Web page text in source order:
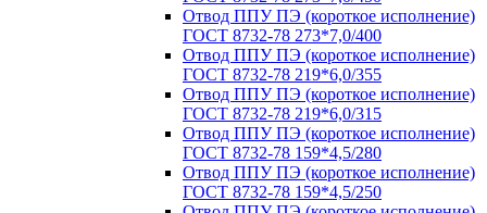
Отвод ППУ ПЭ (короткое исполнение)
ГОСТ 8732-78 273*7,0/400
Отвод ППУ ПЭ (короткое исполнение)
ГОСТ 8732-78 219*6,0/355
Отвод ППУ ПЭ (короткое исполнение)
ГОСТ 8732-78 219*6,0/315
Отвод ППУ ПЭ (короткое исполнение)
ГОСТ 8732-78 159*4,5/280
Отвод ППУ ПЭ (короткое исполнение)
ГОСТ 8732-78 159*4,5/250